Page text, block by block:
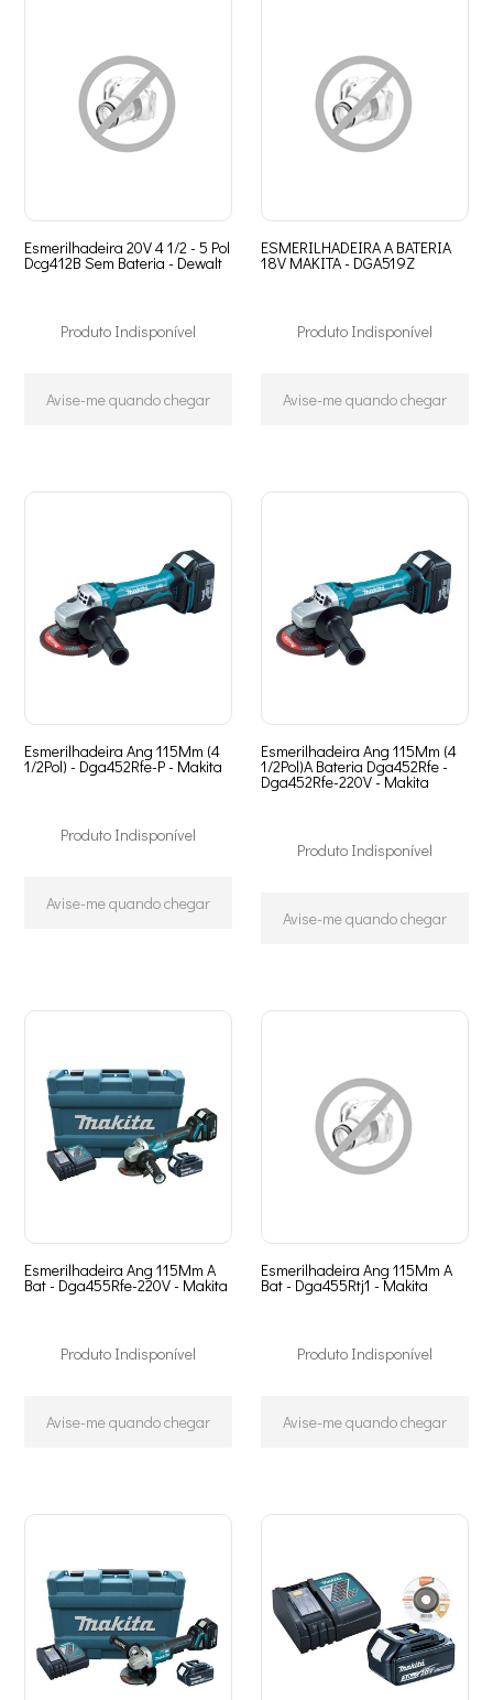
Esmerilhadeira 20V 4 1/2 - 5 Pol
Dcg412B Sem Bateria - Dewalt
Produto Indisponível
Avise-me quando chegar
ESMERILHADEIRA A BATERIA
18V MAKITA - DGA519Z
Produto Indisponível
Avise-me quando chegar
Esmerilhadeira Ang 115Mm (4
1/2Pol) - Dga452Rfe-P - Makita
Produto Indisponível
Avise-me quando chegar
Esmerilhadeira Ang 115Mm (4
1/2Pol)A Bateria Dga452Rfe -
Dga452Rfe-220V - Makita
Produto Indisponível
Avise-me quando chegar
Esmerilhadeira Ang 115Mm A
Bat - Dga455Rfe-220V - Makita
Produto Indisponível
Avise-me quando chegar
Esmerilhadeira Ang 115Mm A
Bat - Dga455Rtj1 - Makita
Produto Indisponível
Avise-me quando chegar